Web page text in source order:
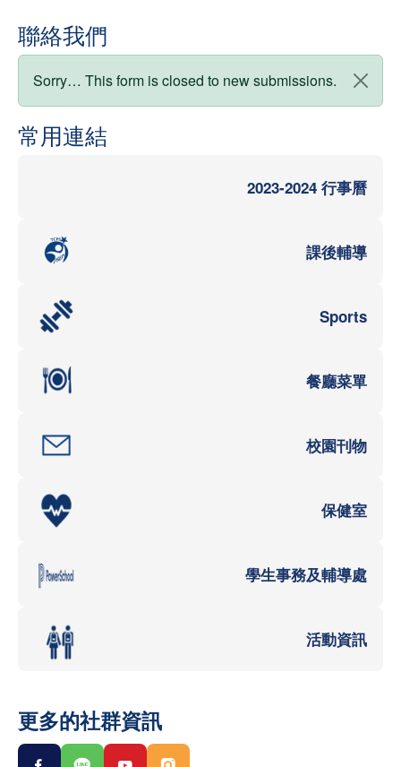
聯絡我們
狀態訊息
Sorry… This form is closed to new submissions.
常用連結
2023-2024 行事曆
課後輔導
Sports
餐廳菜單
校園刊物
保健室
學生事務及輔導處
活動資訊
更多的社群資訊